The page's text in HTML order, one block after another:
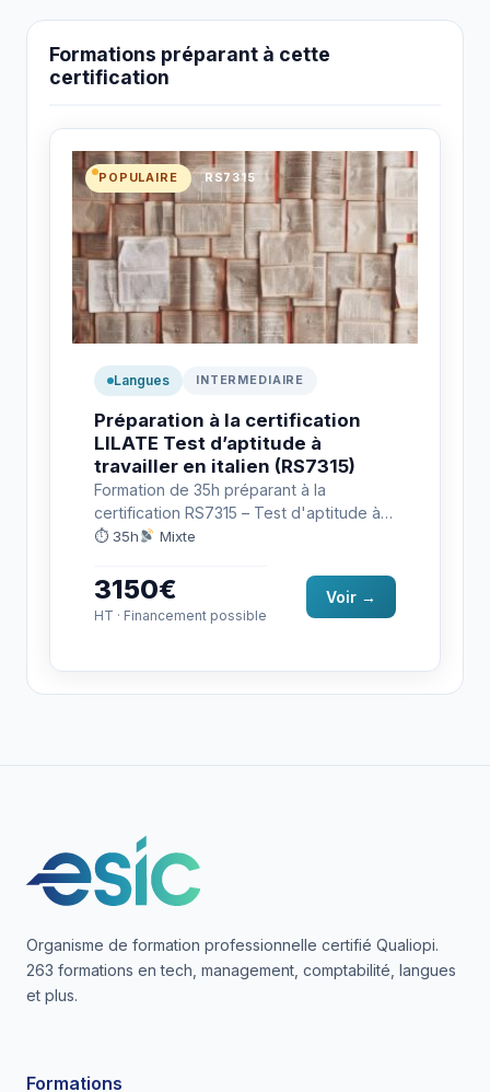
Formations préparant à cette
certification
POPULAIRE RS7315
Langues INTERMEDIAIRE
Préparation à la certification
LILATE Test d’aptitude à
travailler en italien (RS7315)
Formation de 35h préparant à la
certification RS7315 – Test d'aptitude à
travailler en italien (LILATE) :
⏱ 35h Mixte
3150€
HT · Financement possible
Voir →
Organisme de formation professionnelle certifié Qualiopi.
263 formations en tech, management, comptabilité, langues
et plus.
Formations